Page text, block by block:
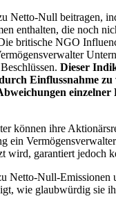
Netto-Null beitragen,
enthalten, die noch
britische NGO
Dieser
Einflussnahme
einzelner
können ihre
wird, garantiert jedoch
Netto-Null-
wie glaubwürdig sie